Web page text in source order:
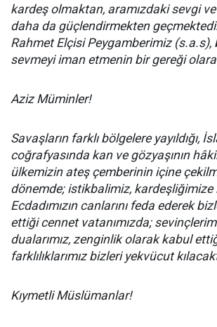
kardeş olmaktan, aramızdaki sevgi
daha da güçlendirmekten
Rahmet Elçisi Peygamberimiz (s.a.s),
sevmeyi iman etmenin bir gereği
Aziz Müminler!
Savaşların farklı bölgelere yayıldığı,
coğrafyasında kan ve gözyaşının
ülkemizin ateş çemberinin içine
dönemde; istikbalimiz, kardeşliğimize
Ecdadımızın canlarını feda ederek
ettiği cennet vatanımızda;
dualarımız, zenginlik olarak kabul
farklılıklarımız bizleri yekvücut
Kıymetli Müslümanlar!